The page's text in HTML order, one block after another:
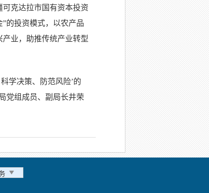
克达拉市国有资本投资
的投资模式，以农产品
业，助推传统产业转型
学决策、防范风险’的
党组成员、副局长井荣